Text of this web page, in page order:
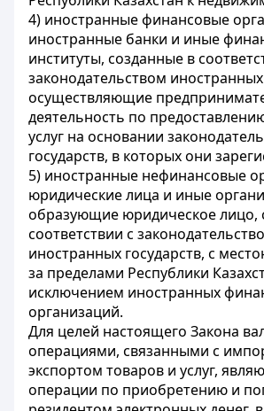
4) иностранные финансовые
иностранные банки и иные
институты, созданные в
законодательством иностранных
осуществляющие
деятельность по
услуг на основании
государств, в которых они
5) иностранные нефинансовые
юридические лица и иные
образующие юридическое лицо,
соответствии с
иностранных государств, с
за пределами Республики
исключением иностранных
организаций.
Для целей настоящего Закона
операциями, связанными с
экспортом товаров и услуг,
операции по приобретению и